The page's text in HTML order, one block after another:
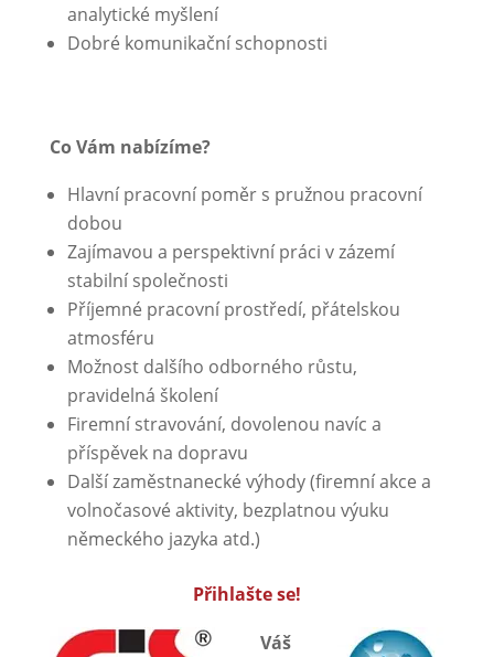
analytické myšlení
Dobré komunikační schopnosti
Co Vám nabízíme?
Hlavní pracovní poměr s pružnou pracovní
dobou
Zajímavou a perspektivní práci v zázemí
stabilní společnosti
Příjemné pracovní prostředí, přátelskou
atmosféru
Možnost dalšího odborného růstu,
pravidelná školení
Firemní stravování, dovolenou navíc a
příspěvek na dopravu
Další zaměstnanecké výhody (firemní akce a
volnočasové aktivity, bezplatnou výuku
německého jazyka atd.)
Přihlašte se!
Váš